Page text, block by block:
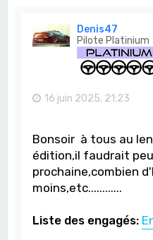
Denis47
Pilote Platinium
16 juin 2025, 21:23
Bonsoir à tous au
édition,il faudrait
prochaine,combien
moins,etc............
Liste des engagés: